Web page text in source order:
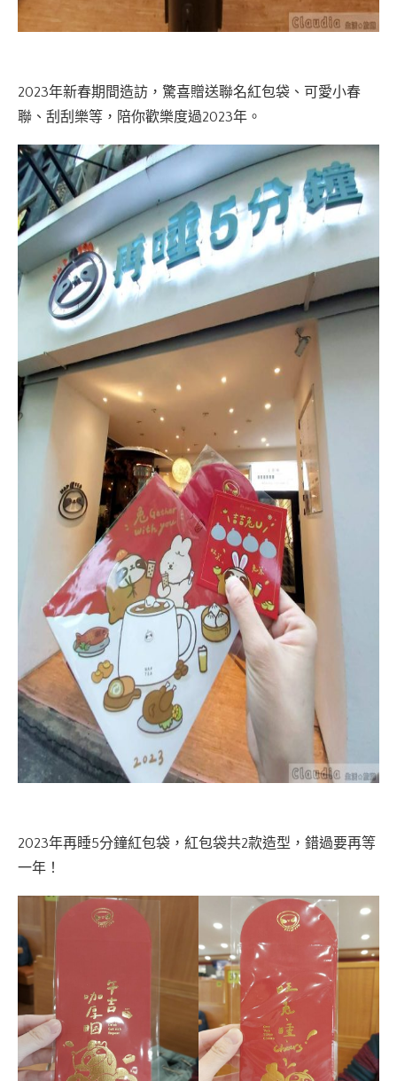
2023年新春期間造訪，驚喜贈送聯名紅包袋、可愛小春
聯、刮刮樂等，陪你歡樂度過2023年。
2023年再睡5分鐘紅包袋，紅包袋共2款造型，錯過要再等
一年！